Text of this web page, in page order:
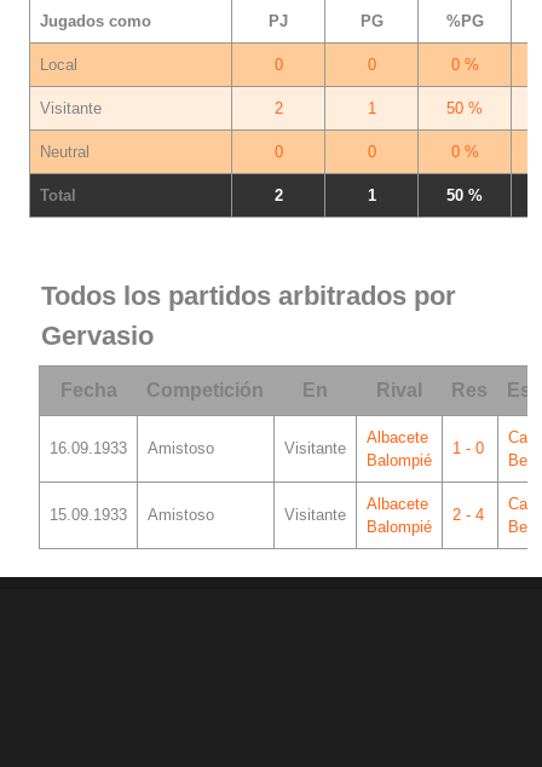
Jugados como PJ PG %PG
Local 0 0 0 %
Visitante 2 1 50 %
Neutral 0 0 0 %
Total 2 1 50 %
Todos los partidos arbitrados por
Gervasio
Fecha Competición En Rival Res
16.09.1933 Amistoso Visitante
Albacete
Balompié
1 - 0
15.09.1933 Amistoso Visitante
Albacete
Balompié
2 - 4